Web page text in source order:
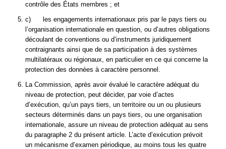
contrôle des États membres ; et
c) les engagements internationaux pris par le pays tiers ou
l’organisation internationale en question, ou d’autres obligations
découlant de conventions ou d’instruments juridiquement
contraignants ainsi que de sa participation à des systèmes
multilatéraux ou régionaux, en particulier en ce qui concerne la
protection des données à caractère personnel.
La Commission, après avoir évalué le caractère adéquat du
niveau de protection, peut décider, par voie d’actes
d’exécution, qu’un pays tiers, un territoire ou un ou plusieurs
secteurs déterminés dans un pays tiers, ou une organisation
internationale, assure un niveau de protection adéquat au sens
du paragraphe 2 du présent article. L’acte d’exécution prévoit
un mécanisme d’examen périodique, au moins tous les quatre